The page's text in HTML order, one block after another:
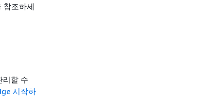
참조하세
리할 수
시작하